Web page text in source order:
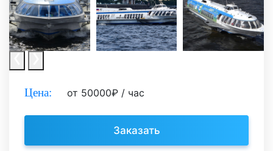
Цена: от 50000₽ / час
Заказать